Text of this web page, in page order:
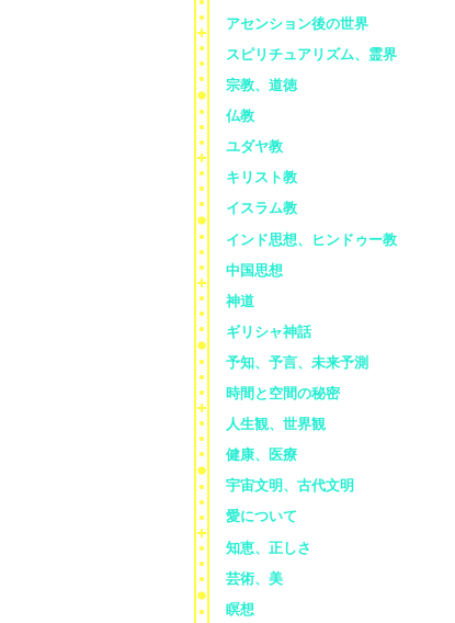
アセンション後の世界
スピリチュアリズム、霊界
宗教、道徳
仏教
ユダヤ教
キリスト教
イスラム教
インド思想、ヒンドゥー教
中国思想
神道
ギリシャ神話
予知、予言、未来予測
時間と空間の秘密
人生観、世界観
健康、医療
宇宙文明、古代文明
愛について
知恵、正しさ
芸術、美
瞑想